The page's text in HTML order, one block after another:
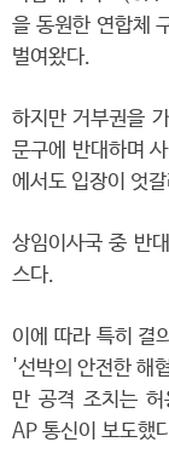
을 동원한 연합체
벌여왔다.
하지만 거부권을
문구에 반대하며
에서도 입장이 엇
상임이사국 중 반
스다.
이에 따라 특히 결
'선박의 안전한 해
만 공격 조치는
AP 통신이 보도했